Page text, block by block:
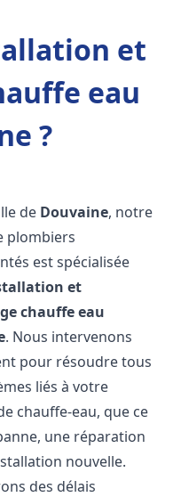
et
eau
?
de Douvaine, notre
plombiers
est spécialisée
et
chauffe eau
. Nous intervenons
pour résoudre tous
liés à votre
chauffe-eau, que ce
une réparation
nouvelle.
des délais